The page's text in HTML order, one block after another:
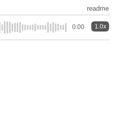
readme
0:00 1.0x